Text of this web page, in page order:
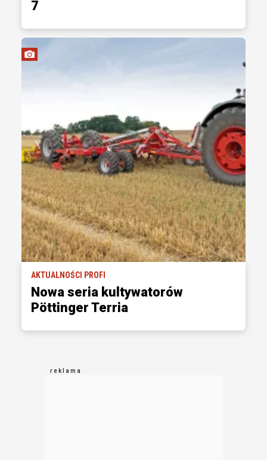
7
AKTUALNOŚCI PROFI
Nowa seria kultywatorów
Pöttinger Terria